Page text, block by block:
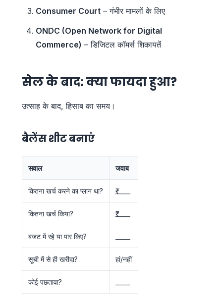
Consumer Court – गंभीर मामलों के लिए
ONDC (Open Network for Digital
Commerce) – डिजिटल कॉमर्स शिकायतें
सेल के बाद: क्या फायदा हुआ?
उत्साह के बाद, हिसाब का समय।
बैलेंस शीट बनाएं
सवाल जवाब
कितना खर्च करने का प्लान था? ₹_____
कितना खर्च किया? ₹_____
बजट में रहे या पार किए?
सूची में से ही खरीदा? हां/नहीं
कोई पछतावा?